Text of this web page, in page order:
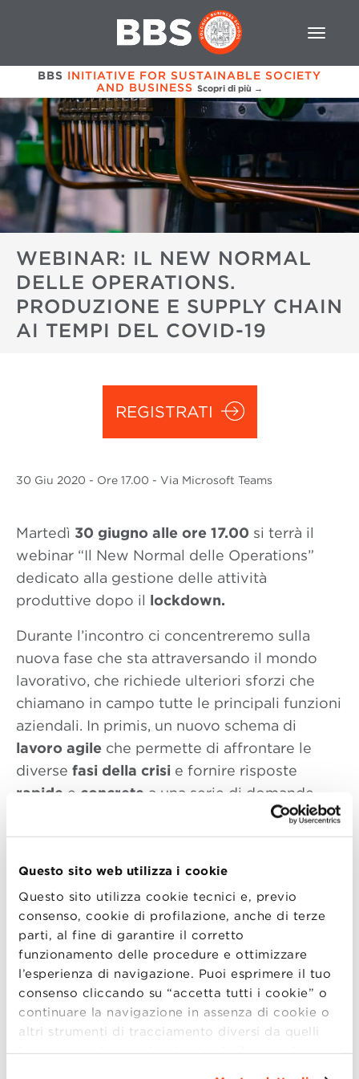
Questo sito web utilizza i cookie
Questo sito utilizza cookie tecnici e, previo
consenso, cookie di profilazione, anche di terze
parti, al fine di garantire il corretto
funzionamento delle procedure e ottimizzare
l’esperienza di navigazione. Puoi esprimere il tuo
consenso cliccando su “accetta tutti i cookie” o
continuare la navigazione in assenza di cookie o
altri strumenti di tracciamento diversi da quelli
tecnici semplicemente chiudendo il presente
BBS INITIATIVE FOR SUSTAINABLE SOCIETY
AND BUSINESS Scopri di più →
WEBINAR: IL NEW NORMAL
DELLE OPERATIONS.
PRODUZIONE E SUPPLY CHAIN
AI TEMPI DEL COVID-19
REGISTRATI
30 Giu 2020 - Ore 17.00 - Via Microsoft Teams
Martedì 30 giugno alle ore 17.00 si terrà il
webinar “Il New Normal delle Operations”
dedicato alla gestione delle attività
produttive dopo il lockdown.
Durante l’incontro ci concentreremo sulla
nuova fase che sta attraversando il mondo
lavorativo, che richiede ulteriori sforzi che
chiamano in campo tutte le principali funzioni
aziendali. In primis, un nuovo schema di
lavoro agile che permette di affrontare le
diverse fasi della crisi e fornire risposte
rapide e concrete a una serie di domande
figure chiave dell’azienda, la focalizzazione
sulleprioritàe il costantemonitoraggio dei
risultati, vedremo insieme come superare gli
ostacoli e cogliere nuove opportunità anche
nei periodi caratterizzati da elevata
imprevedibilità.
Durante l’incontro virtuale parleremo di